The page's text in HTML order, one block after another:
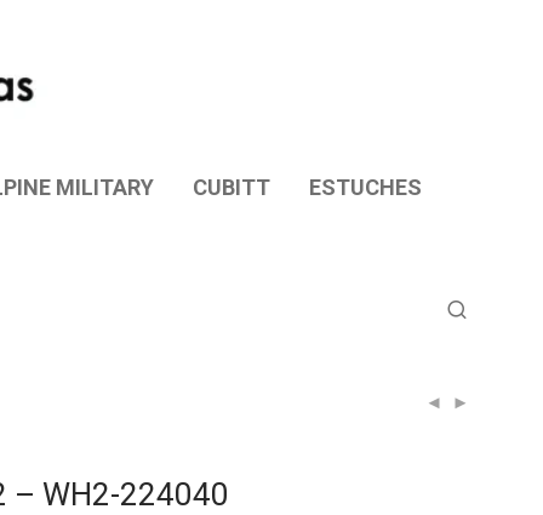
MILITARY CUBITT ESTUCHES
– WH2-224040